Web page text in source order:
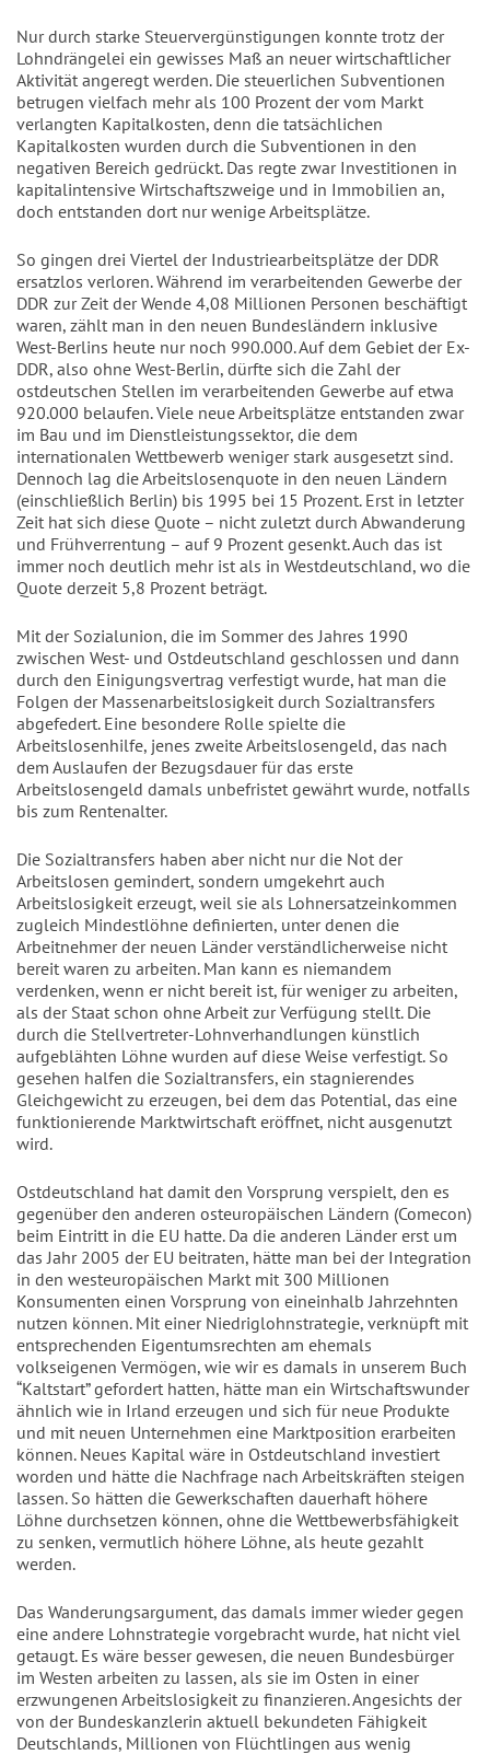
Nur durch starke Steuervergünstigungen konnte trotz der
Lohndrängelei ein gewisses Maß an neuer wirtschaftlicher
Aktivität angeregt werden. Die steuerlichen Subventionen
betrugen vielfach mehr als 100 Prozent der vom Markt
verlangten Kapitalkosten, denn die tatsächlichen
Kapitalkosten wurden durch die Subventionen in den
negativen Bereich gedrückt. Das regte zwar Investitionen in
kapitalintensive Wirtschaftszweige und in Immobilien an,
doch entstanden dort nur wenige Arbeitsplätze.
So gingen drei Viertel der Industriearbeitsplätze der DDR
ersatzlos verloren. Während im verarbeitenden Gewerbe der
DDR zur Zeit der Wende 4,08 Millionen Personen beschäftigt
waren, zählt man in den neuen Bundesländern inklusive
West-Berlins heute nur noch 990.000. Auf dem Gebiet der Ex-
DDR, also ohne West-Berlin, dürfte sich die Zahl der
ostdeutschen Stellen im verarbeitenden Gewerbe auf etwa
920.000 belaufen. Viele neue Arbeitsplätze entstanden zwar
im Bau und im Dienstleistungssektor, die dem
internationalen Wettbewerb weniger stark ausgesetzt sind.
Dennoch lag die Arbeitslosenquote in den neuen Ländern
(einschließlich Berlin) bis 1995 bei 15 Prozent. Erst in letzter
Zeit hat sich diese Quote – nicht zuletzt durch Abwanderung
und Frühverrentung – auf 9 Prozent gesenkt. Auch das ist
immer noch deutlich mehr ist als in Westdeutschland, wo die
Quote derzeit 5,8 Prozent beträgt.
Mit der Sozialunion, die im Sommer des Jahres 1990
zwischen West- und Ostdeutschland geschlossen und dann
durch den Einigungsvertrag verfestigt wurde, hat man die
Folgen der Massenarbeitslosigkeit durch Sozialtransfers
abgefedert. Eine besondere Rolle spielte die
Arbeitslosenhilfe, jenes zweite Arbeitslosengeld, das nach
dem Auslaufen der Bezugsdauer für das erste
Arbeitslosengeld damals unbefristet gewährt wurde, notfalls
bis zum Rentenalter.
Die Sozialtransfers haben aber nicht nur die Not der
Arbeitslosen gemindert, sondern umgekehrt auch
Arbeitslosigkeit erzeugt, weil sie als Lohnersatzeinkommen
zugleich Mindestlöhne definierten, unter denen die
Arbeitnehmer der neuen Länder verständlicherweise nicht
bereit waren zu arbeiten. Man kann es niemandem
verdenken, wenn er nicht bereit ist, für weniger zu arbeiten,
als der Staat schon ohne Arbeit zur Verfügung stellt. Die
durch die Stellvertreter-Lohnverhandlungen künstlich
aufgeblähten Löhne wurden auf diese Weise verfestigt. So
gesehen halfen die Sozialtransfers, ein stagnierendes
Gleichgewicht zu erzeugen, bei dem das Potential, das eine
funktionierende Marktwirtschaft eröffnet, nicht ausgenutzt
wird.
Ostdeutschland hat damit den Vorsprung verspielt, den es
gegenüber den anderen osteuropäischen Ländern (Comecon)
beim Eintritt in die EU hatte. Da die anderen Länder erst um
das Jahr 2005 der EU beitraten, hätte man bei der Integration
in den westeuropäischen Markt mit 300 Millionen
Konsumenten einen Vorsprung von eineinhalb Jahrzehnten
nutzen können. Mit einer Niedriglohnstrategie, verknüpft mit
entsprechenden Eigentumsrechten am ehemals
volkseigenen Vermögen, wie wir es damals in unserem Buch
“Kaltstart” gefordert hatten, hätte man ein Wirtschaftswunder
ähnlich wie in Irland erzeugen und sich für neue Produkte
und mit neuen Unternehmen eine Marktposition erarbeiten
können. Neues Kapital wäre in Ostdeutschland investiert
worden und hätte die Nachfrage nach Arbeitskräften steigen
lassen. So hätten die Gewerkschaften dauerhaft höhere
Löhne durchsetzen können, ohne die Wettbewerbsfähigkeit
zu senken, vermutlich höhere Löhne, als heute gezahlt
werden.
Das Wanderungsargument, das damals immer wieder gegen
eine andere Lohnstrategie vorgebracht wurde, hat nicht viel
getaugt. Es wäre besser gewesen, die neuen Bundesbürger
im Westen arbeiten zu lassen, als sie im Osten in einer
erzwungenen Arbeitslosigkeit zu finanzieren. Angesichts der
von der Bundeskanzlerin aktuell bekundeten Fähigkeit
Deutschlands, Millionen von Flüchtlingen aus wenig